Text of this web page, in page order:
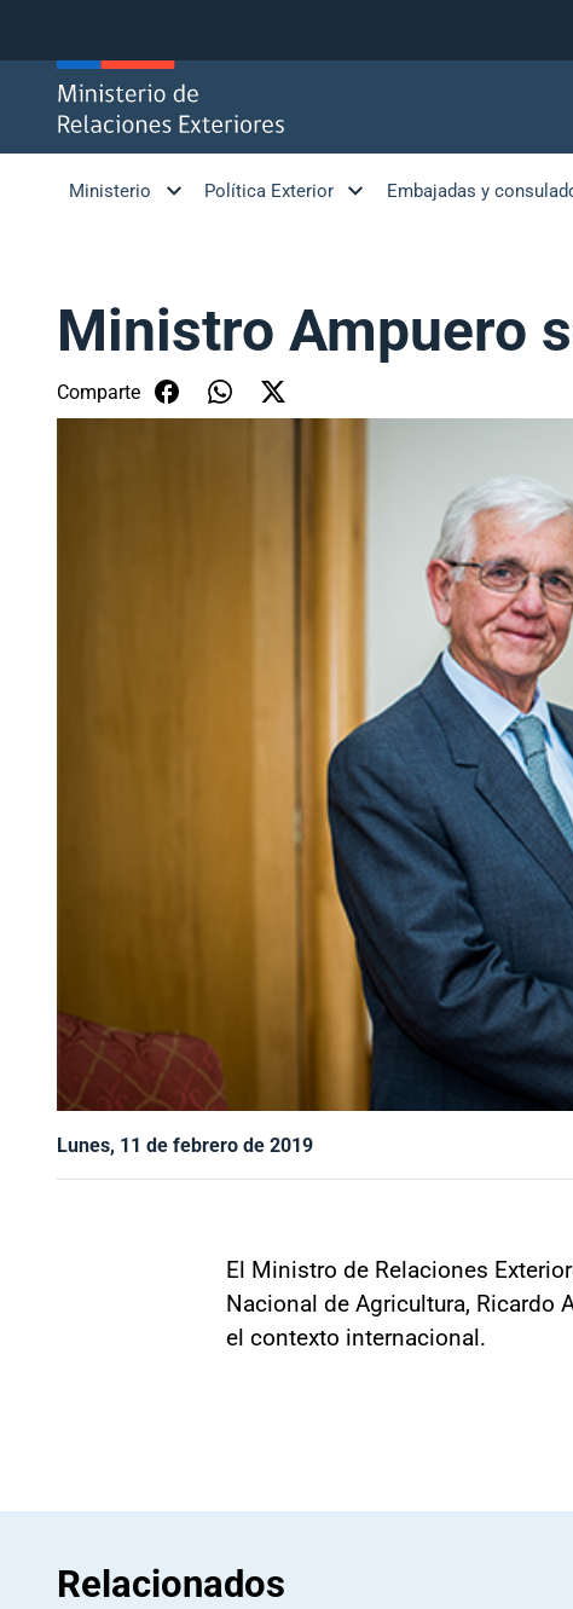
Ministerio Política Exterior Embajadas y
Ministro Ampuero
Comparte
Lunes, 11 de febrero de 2019
El Ministro de Relaciones
Nacional de Agricultura, Ricardo
el contexto internacional.
Relacionados